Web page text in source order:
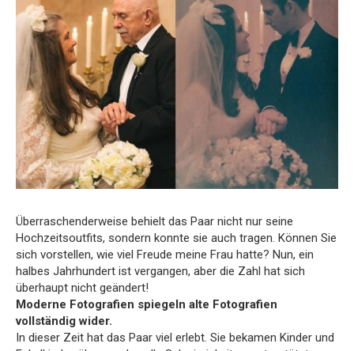
Überraschenderweise behielt das Paar nicht nur seine
Hochzeitsoutfits, sondern konnte sie auch tragen. Können Sie
sich vorstellen, wie viel Freude meine Frau hatte? Nun, ein
halbes Jahrhundert ist vergangen, aber die Zahl hat sich
überhaupt nicht geändert!
Moderne Fotografien spiegeln alte Fotografien
vollständig wider.
In dieser Zeit hat das Paar viel erlebt. Sie bekamen Kinder und